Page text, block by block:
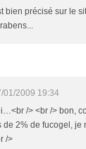
bien précisé sur le
01/2009 19:34
/> <br /> bon,
de 2% de fucogel,
/>